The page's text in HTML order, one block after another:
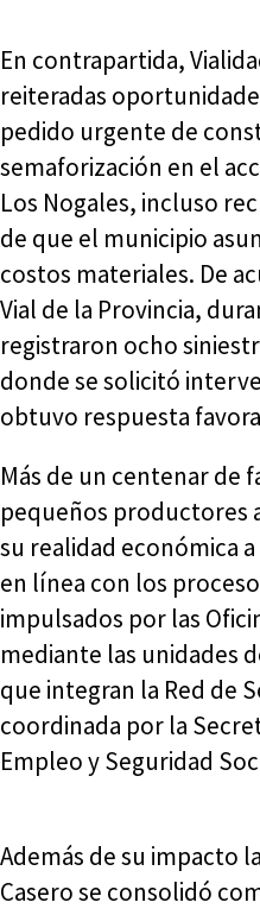
En contrapartida,
reiteradas
pedido urgente de
semaforización en el
Los Nogales, incluso
de que el municipio
costos materiales. De
Vial de la Provincia,
registraron ocho
donde se solicitó
obtuvo respuesta
Más de un centenar de
pequeños productores
su realidad económica
en línea con los
impulsados por las
mediante las unidades
que integran la Red de
coordinada por la
Empleo y Seguridad
Además de su impacto
Casero se consolidó